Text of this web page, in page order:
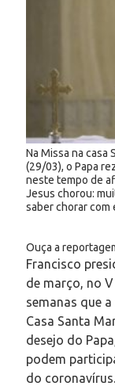
Na Missa na casa
(29/03), o Papa
neste tempo de
Jesus chorou:
saber chorar com
Ouça a
Francisco
de março, no
semanas que
Casa Santa
desejo do
podem
do